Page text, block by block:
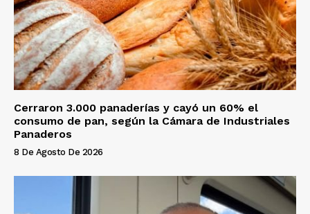
Cerraron 3.000 panaderías y cayó un 60% el
consumo de pan, según la Cámara de Industriales
Panaderos
8 De Agosto De 2026